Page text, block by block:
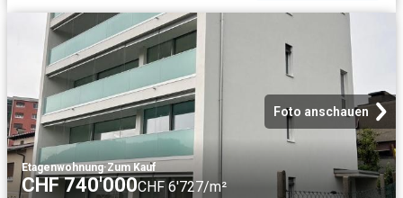
Foto anschauen
Etagenwohnung·Zum Kauf
CHF 740'000CHF 6'727/m²